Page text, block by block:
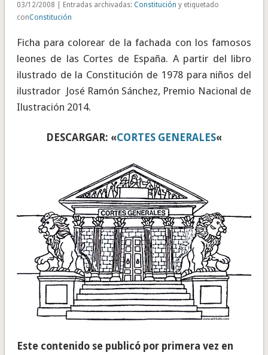
03/12/2008 | Entradas archivadas: Constitución y etiquetado
conConstitución
Ficha para colorear de la fachada con los famosos
leones de las Cortes de España. A partir del libro
ilustrado de la Constitución de 1978 para niños del
ilustrador José Ramón Sánchez, Premio Nacional de
Ilustración 2014.
DESCARGAR: «CORTES GENERALES«
Este contenido se publicó por primera vez en